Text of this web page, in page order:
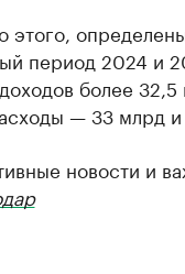
этого,
период 2024 и
более
— 33 млрд
новости и